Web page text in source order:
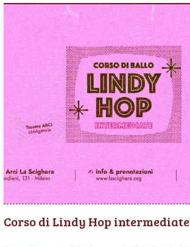
Corso di Lindy Hop intermediate